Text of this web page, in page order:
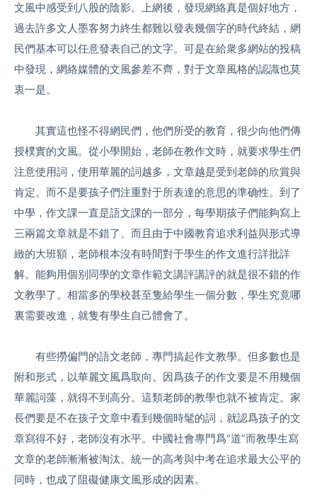
文風中感受到八股的陰影。上網後，發現網絡真是個好地方，
過去許多文人墨客努力終生都難以發表幾個字的時代終結，網
民們基本可以任意發表自己的文字。可是在給衆多網站的投稿
中發現，網絡媒體的文風參差不齊，對于文章風格的認識也莫
衷一是。
其實這也怪不得網民們，他們所受的教育，很少向他們傳
授樸實的文風。從小學開始，老師在教作文時，就要求學生們
注意使用詞，使用華麗的詞越多，文章越是受到老師的欣賞與
肯定。而不是要孩子們注重對于所表達的意思的準确性。到了
中學，作文課一直是語文課的一部分，每學期孩子們能夠寫上
三兩篇文章就是不錯了。而且由于中國教育追求利益與形式導
緻的大班額，老師根本沒有時間對于學生的作文進行詳批詳
解。能夠用個别同學的文章作範文講評講評的就是很不錯的作
文教學了。相當多的學校甚至隻給學生一個分數，學生究竟哪
裏需要改進，就隻有學生自己體會了。
有些撈偏門的語文老師，專門搞起作文教學。但多數也是
附和形式，以華麗文風爲取向。因爲孩子的作文要是不用幾個
華麗詞藻，就得不到高分。這類老師的教學也就不被肯定。家
長們要是不在孩子文章中看到幾個時髦的詞，就認爲孩子的文
章寫得不好，老師沒有水平。中國社會專門爲“道”而教學生寫
文章的老師漸漸被淘汰。統一的高考與中考在追求最大公平的
同時，也成了阻礙健康文風形成的因素。